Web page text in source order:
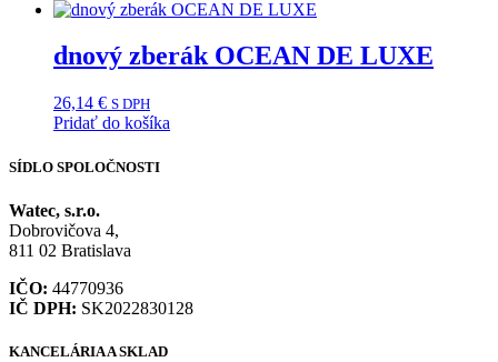
dnový zberák OCEAN DE LUXE
26,14 € S DPH
Pridať do košíka
SÍDLO SPOLOČNOSTI
Watec, s.r.o.
Dobrovičova 4,
811 02 Bratislava
IČO: 44770936
IČ DPH: SK2022830128
KANCELÁRIA A SKLAD